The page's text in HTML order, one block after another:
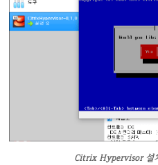
Citrix Hypervisor 설